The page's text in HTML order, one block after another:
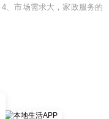
、市场需求大，家政服务的